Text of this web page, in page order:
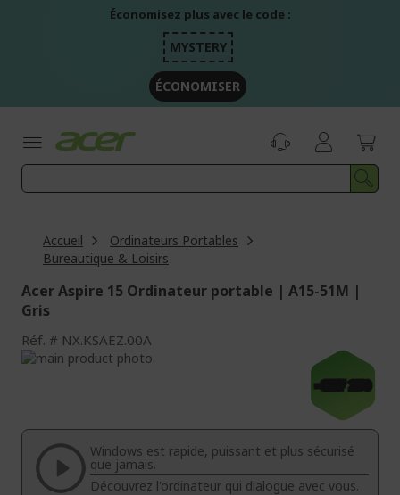
Économisez plus avec le code :
MYSTERY
ÉCONOMISER
Accueil
Ordinateurs Portables
Bureautique & Loisirs
Acer Aspire 15 Ordinateur portable | A15-51M |
Gris
Réf. NX.KSAEZ.00A
Passer
de
galerie
d’images
-CHF 250
de
Galerie
d’images
Windows est rapide, puissant et plus sécurisé
que jamais.
Découvrez l'ordinateur qui dialogue avec vous.